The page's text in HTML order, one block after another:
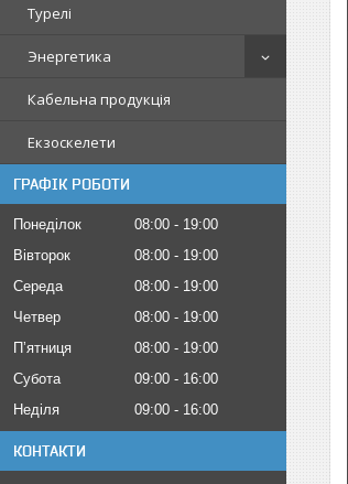
Турелі
Энергетика
Кабельна продукція
Екзоскелети
ГРАФІК РОБОТИ
Понеділок 08:00
19:00
Вівторок
08:00
19:00
Середа
08:00
19:00
Четвер
08:00
19:00
Пʼятниця
08:00
19:00
Субота
09:00
16:00
Неділя
09:00 16:00
КОНТАКТИ